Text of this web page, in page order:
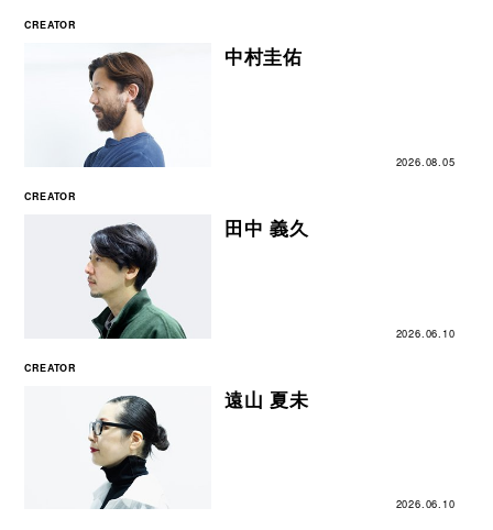
CREATOR
中村圭佑
2026.08.05
CREATOR
田中 義久
2026.06.10
CREATOR
遠⼭ 夏未
2026.06.10